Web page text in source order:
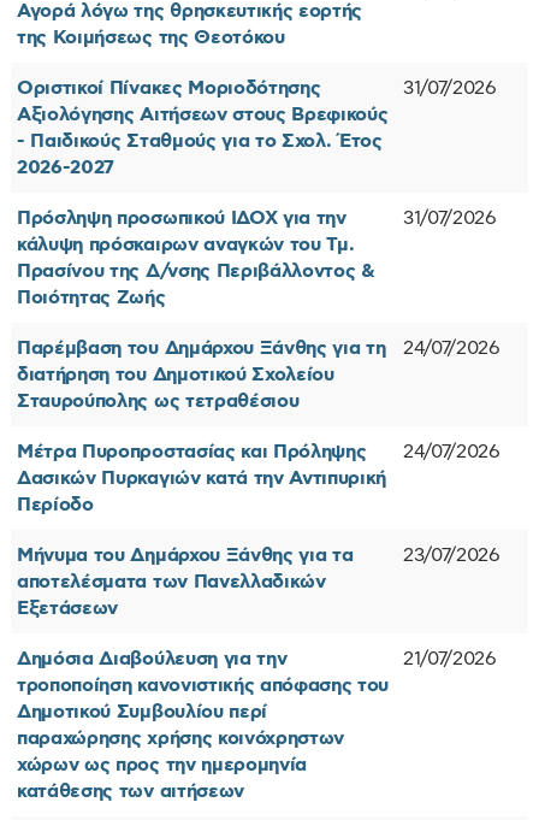
Αγορά λόγω της θρησκευτικής εορτής
της Κοιμήσεως της Θεοτόκου
Οριστικοί Πίνακες Μοριοδότησης
Αξιολόγησης Αιτήσεων στους Βρεφικούς
- Παιδικούς Σταθμούς για το Σχολ. Έτος
2026-2027
31/07/2026
Πρόσληψη προσωπικού ΙΔΟΧ για την
κάλυψη πρόσκαιρων αναγκών του Τμ.
Πρασίνου της Δ/νσης Περιβάλλοντος &
Ποιότητας Ζωής
31/07/2026
Παρέμβαση του Δημάρχου Ξάνθης για τη
διατήρηση του Δημοτικού Σχολείου
Σταυρούπολης ως τετραθέσιου
24/07/2026
Μέτρα Πυροπροστασίας και Πρόληψης
Δασικών Πυρκαγιών κατά την Αντιπυρική
Περίοδο
24/07/2026
Μήνυμα του Δημάρχου Ξάνθης για τα
αποτελέσματα των Πανελλαδικών
Εξετάσεων
23/07/2026
Δημόσια Διαβούλευση για την
τροποποίηση κανονιστικής απόφασης του
Δημοτικού Συμβουλίου περί
παραχώρησης χρήσης κοινόχρηστων
χώρων ως προς την ημερομηνία
κατάθεσης των αιτήσεων
21/07/2026